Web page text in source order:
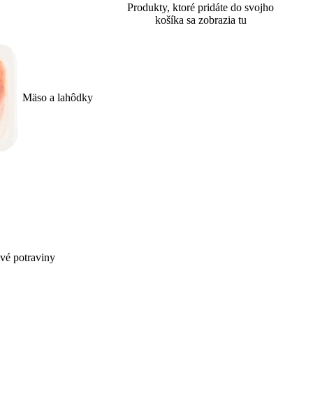
Mäso a lahôdky
potraviny
Produkty, ktoré pridáte do svojho
košíka sa zobrazia tu